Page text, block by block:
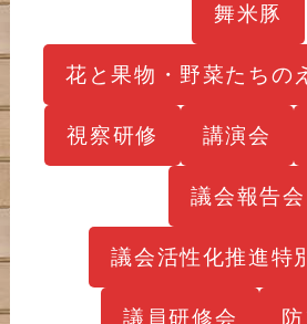
舞米豚
花と果物・野菜たちの
視察研修 講演会
議会報告会
議会活性化推進特
議員研修会